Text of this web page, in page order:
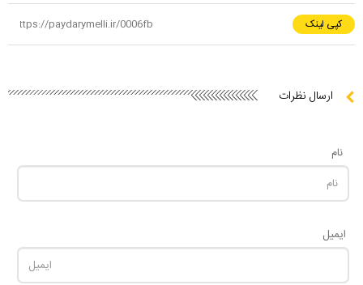
کپی لینک
ارسال نظرات
نام
ایمیل